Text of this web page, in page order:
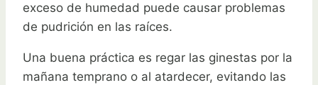
exceso de humedad puede causar problemas
de pudrición en las raíces.
Una buena práctica es regar las ginestas por la
mañana temprano o al atardecer, evitando las